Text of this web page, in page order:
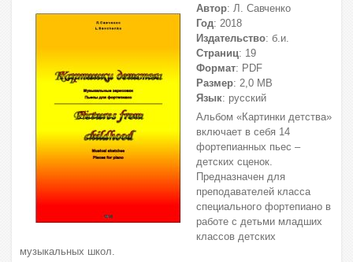
Автор: Л. Савченко
Год: 2018
Издательство: б.и.
Страниц: 19
Формат: PDF
Размер: 2,0 МВ
Язык: русский
Альбом «Картинки детства»
включает в себя 14
фортепианных пьес –
детских сценок.
Предназначен для
преподавателей класса
специального фортепиано в
работе с детьми младших
классов детских
музыкальных школ.